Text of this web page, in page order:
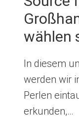
wählen
In diesem
werden wir
Perlen
erkunden,…